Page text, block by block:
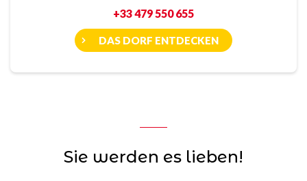
+33 479 550 655
DAS DORF ENTDECKEN
Sie werden es lieben!